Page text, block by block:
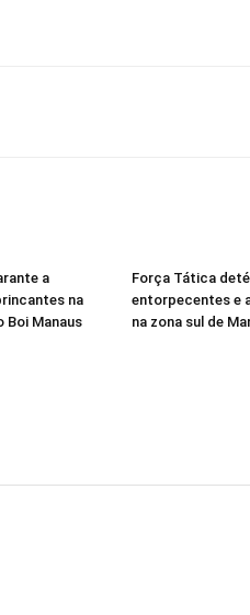
a
na
Boi Manaus
Força Tática
entorpecentes e
na zona sul de